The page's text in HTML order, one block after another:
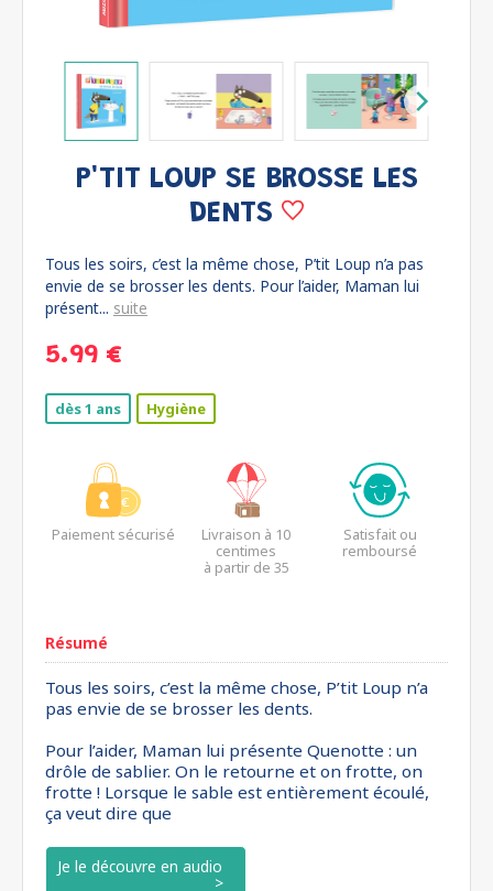
P'TIT LOUP SE BROSSE LES
DENTS
Tous les soirs, c’est la même chose, P’tit Loup n’a pas
envie de se brosser les dents. Pour l’aider, Maman lui
présent... suite
5.99 €
dès 1 ans Hygiène
Paiement sécurisé
Livraison à 10
centimes
à partir de 35
Satisfait ou
remboursé
Résumé
Tous les soirs, c’est la même chose, P’tit Loup n’a
pas envie de se brosser les dents.
Pour l’aider, Maman lui présente Quenotte : un
drôle de sablier. On le retourne et on frotte, on
frotte ! Lorsque le sable est entièrement écoulé,
ça veut dire que
Je le découvre en audio